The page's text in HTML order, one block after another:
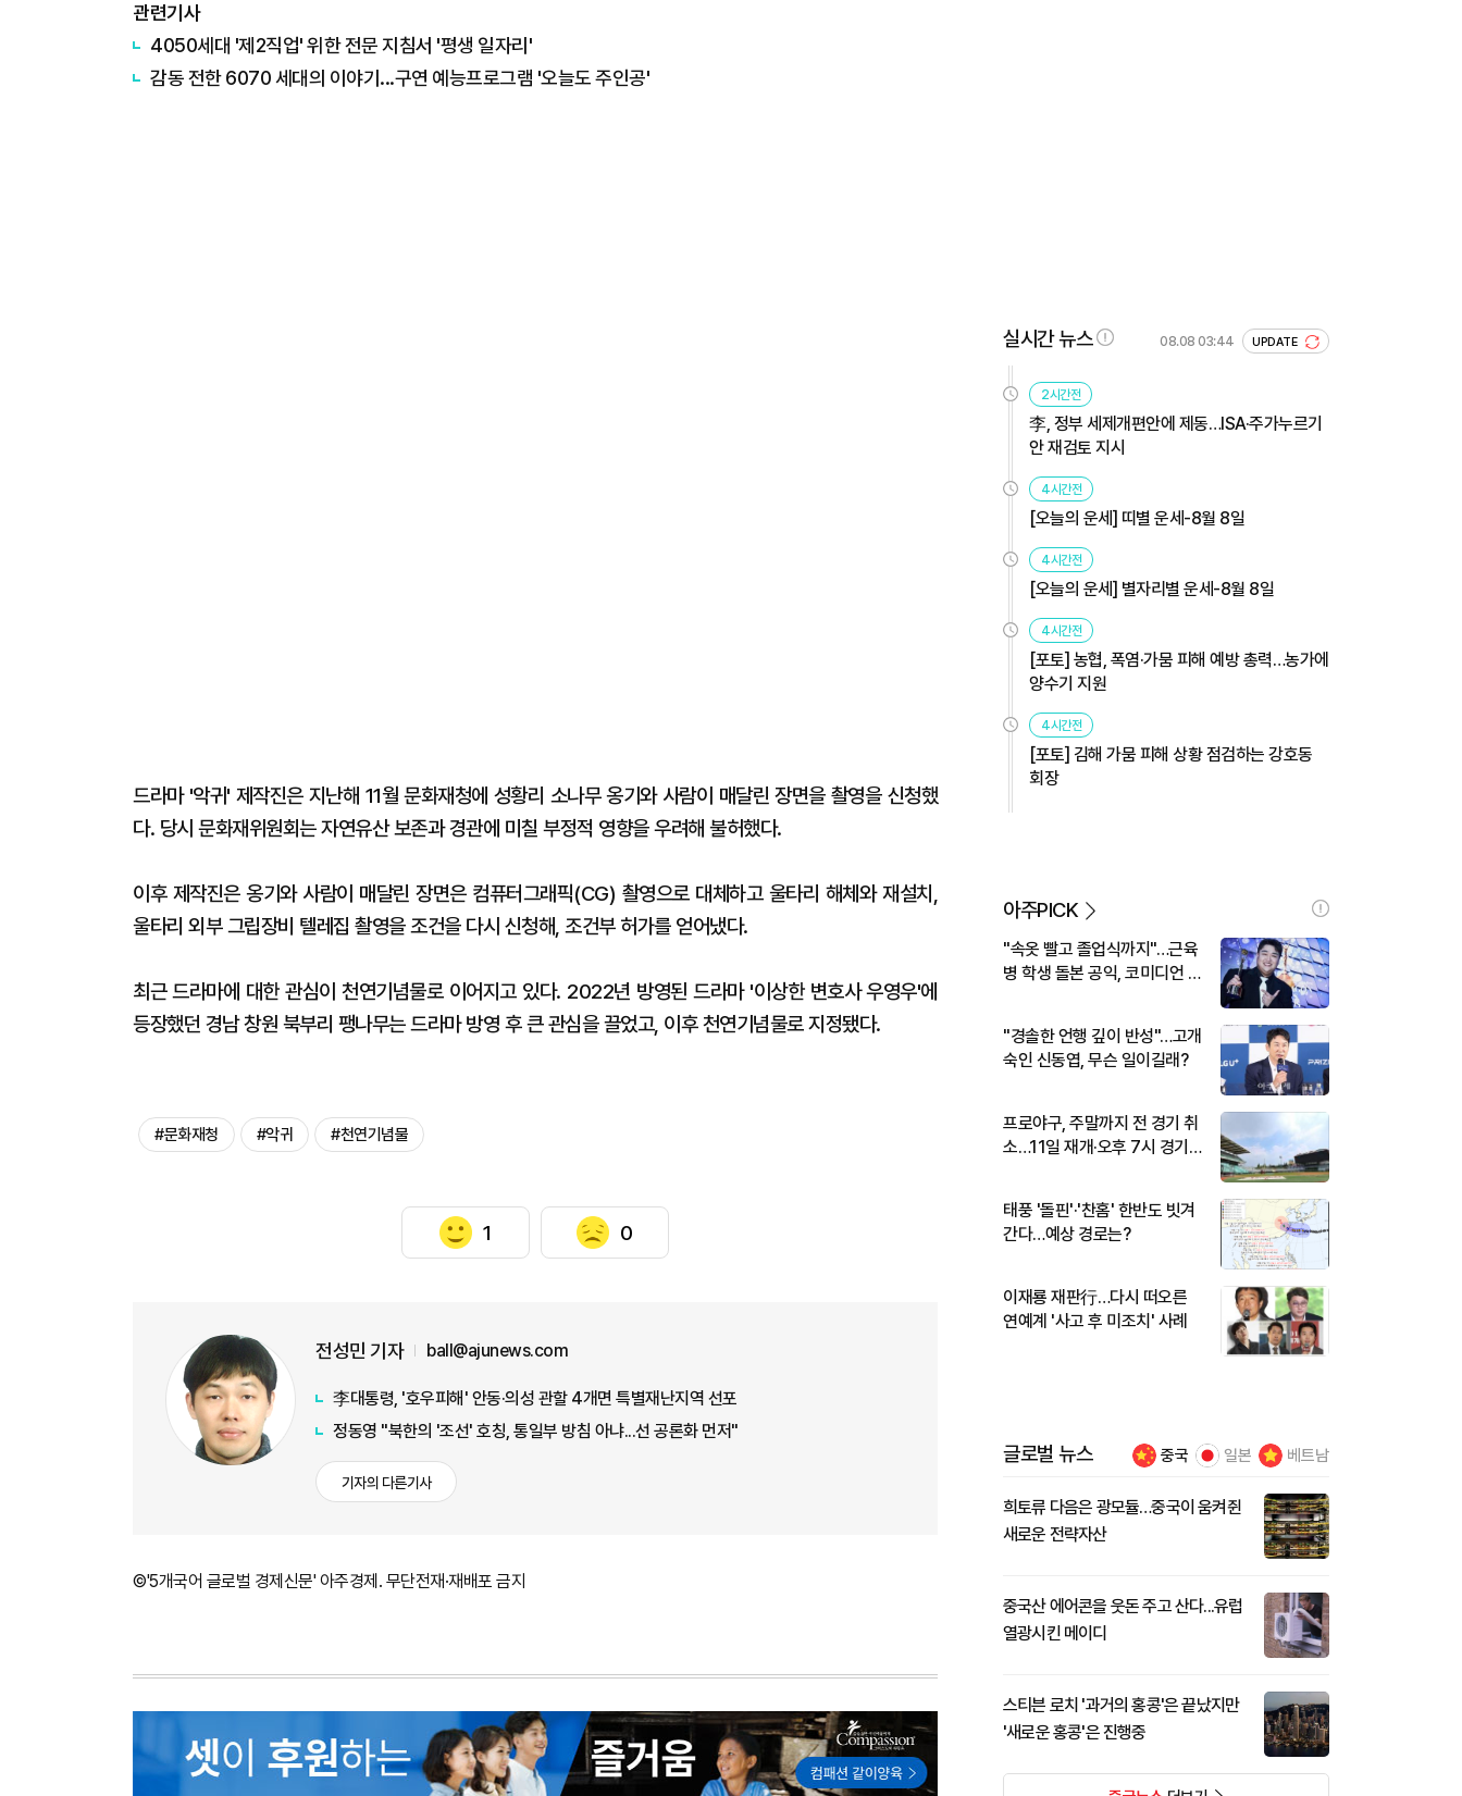
관련기사
4050세대 '제2직업' 위한 전문 지침서 '평생 일자리'
감동 전한 6070 세대의 이야기...구연 예능프로그램 '오늘도 주인공'
드라마 '악귀' 제작진은 지난해 11월 문화재청에 성황리 소나무 옹기와 사람이 매달린 장면을 촬영을 신청했
다. 당시 문화재위원회는 자연유산 보존과 경관에 미칠 부정적 영향을 우려해 불허했다.
이후 제작진은 옹기와 사람이 매달린 장면은 컴퓨터그래픽(CG) 촬영으로 대체하고 울타리 해체와 재설치,
울타리 외부 그립장비 텔레집 촬영을 조건을 다시 신청해, 조건부 허가를 얻어냈다.
최근 드라마에 대한 관심이 천연기념물로 이어지고 있다. 2022년 방영된 드라마 '이상한 변호사 우영우'에
등장했던 경남 창원 북부리 팽나무는 드라마 방영 후 큰 관심을 끌었고, 이후 천연기념물로 지정됐다.
#문화재청 #악귀 #천연기념물
1 0
전성민 기자 ball@ajunews.com
李대통령, '호우피해' 안동·의성 관할 4개면 특별재난지역 선포
정동영 "북한의 '조선' 호칭, 통일부 방침 아냐...선 공론화 먼저"
기자의 다른기사
©'5개국어 글로벌 경제신문' 아주경제. 무단전재·재배포 금지
실시간 뉴스 08.08 03:44 UPDATE
2시간전
李, 정부 세제개편안에 제동…ISA·주가누르기
안 재검토 지시
4시간전
[오늘의 운세] 띠별 운세-8월 8일
4시간전
[오늘의 운세] 별자리별 운세-8월 8일
4시간전
[포토] 농협, 폭염·가뭄 피해 예방 총력…농가에
양수기 지원
4시간전
[포토] 김해 가뭄 피해 상황 점검하는 강호동
회장
아주PICK
"속옷 빨고 졸업식까지"…근육
병 학생 돌본 공익, 코미디언 김
"경솔한 언행 깊이 반성"…고개
숙인 신동엽, 무슨 일이길래?
프로야구, 주말까지 전 경기 취
소…11일 재개·오후 7시 경기
태풍 '돌핀'·'찬홈' 한반도 빗겨
간다…예상 경로는?
이재룡 재판行…다시 떠오른
연예계 '사고 후 미조치' 사례
글로벌 뉴스 중국 일본 베트남
희토류 다음은 광모듈…중국이 움켜쥔
새로운 전략자산
중국산 에어콘을 웃돈 주고 산다...유럽
열광시킨 메이디
스티븐 로치 '과거의 홍콩'은 끝났지만
'새로운 홍콩'은 진행중